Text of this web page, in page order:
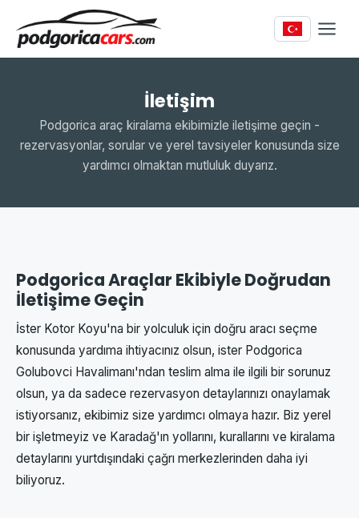
İletişim
Podgorica araç kiralama ekibimizle iletişime geçin -
rezervasyonlar, sorular ve yerel tavsiyeler konusunda size
yardımcı olmaktan mutluluk duyarız.
Podgorica Araçlar Ekibiyle Doğrudan
İletişime Geçin
İster Kotor Koyu'na bir yolculuk için doğru aracı seçme
konusunda yardıma ihtiyacınız olsun, ister Podgorica
Golubovci Havalimanı'ndan teslim alma ile ilgili bir sorunuz
olsun, ya da sadece rezervasyon detaylarınızı onaylamak
istiyorsanız, ekibimiz size yardımcı olmaya hazır. Biz yerel
bir işletmeyiz ve Karadağ'ın yollarını, kurallarını ve kiralama
detaylarını yurtdışındaki çağrı merkezlerinden daha iyi
biliyoruz.